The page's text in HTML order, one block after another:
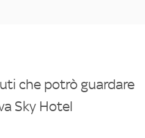
che potrò guardare
Sky Hotel